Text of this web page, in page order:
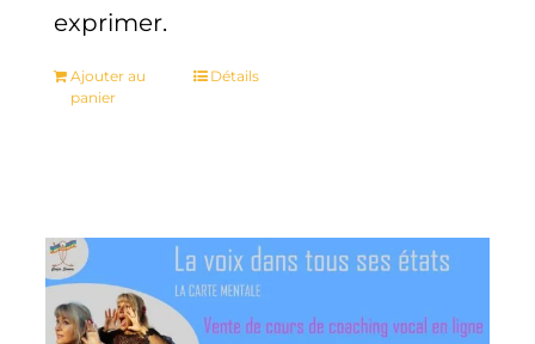
exprimer.
Ajouter au
panier
Détails